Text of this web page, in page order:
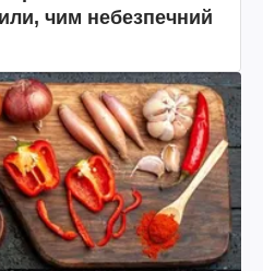
чим небезпечний